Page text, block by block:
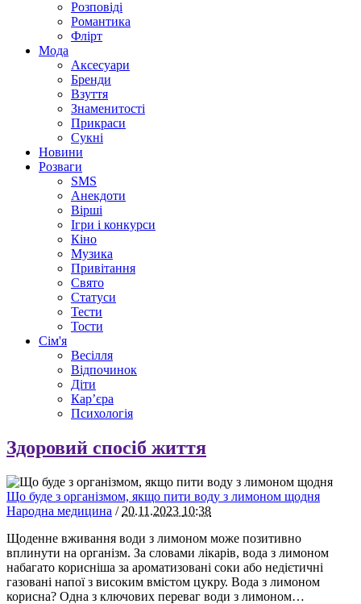
Розповіді
Романтика
Флірт
Мода
Аксесуари
Бренди
Взуття
Знаменитості
Прикраси
Сукні
Новини
Розваги
SMS
Анекдоти
Вірші
Ігри і конкурси
Кіно
Музика
Привітання
Свято
Статуси
Тести
Тости
Сім'я
Весілля
Відпочинок
Діти
Кар’єра
Психологія
Здоровий спосіб життя
Що буде з організмом, якщо пити воду з лимоном щодня
Народна медицина / 20.11.2023 10:38
Щоденне вживання води з лимоном може позитивно
вплинути на організм. За словами лікарів, вода з лимоном
набагато корисніша за ароматизовані соки або недієтичні
газовані напої з високим вмістом цукру. Вода з лимоном
корисна? Одна з ключових переваг води з лимоном…